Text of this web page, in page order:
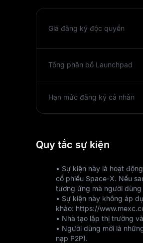
Giá đăng ký độc quyền
Tổng phân bổ Launchpad
Hạn mức đăng ký cá nhân
Quy tắc sự kiện
• Sự kiện này là hoạt
cổ phiếu Space-X. Nếu
tương ứng mà người
• Sự kiện này không áp
khảo: https://
• Nhà tạo lập thị trường
• Người dùng mới là
nạp P2P).